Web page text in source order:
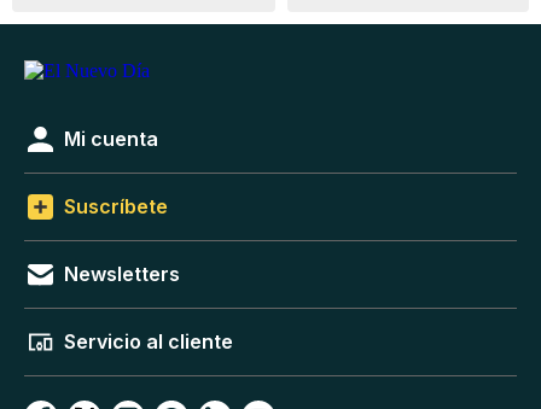
Mi cuenta
Suscríbete
Newsletters
Servicio al cliente